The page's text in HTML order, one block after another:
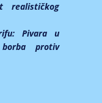
realističkog
Pivara u
protiv